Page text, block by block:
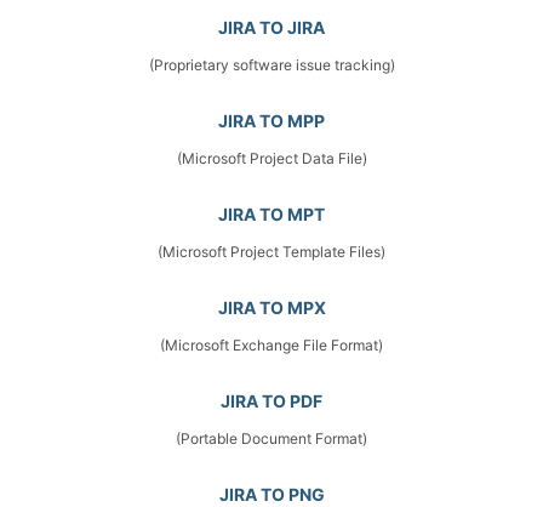
JIRA TO JIRA
(Proprietary software issue tracking)
JIRA TO MPP
(Microsoft Project Data File)
JIRA TO MPT
(Microsoft Project Template Files)
JIRA TO MPX
(Microsoft Exchange File Format)
JIRA TO PDF
(Portable Document Format)
JIRA TO PNG